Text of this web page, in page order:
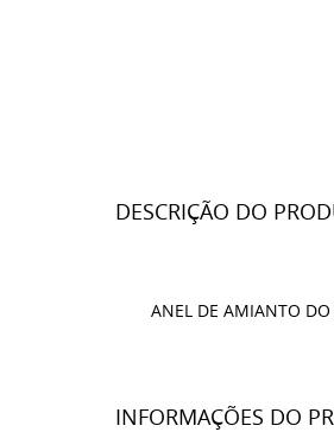
DESCRIÇÃO DO
ANEL DE AMIANTO
INFORMAÇÕES DO